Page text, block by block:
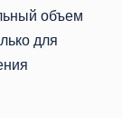
объем
для